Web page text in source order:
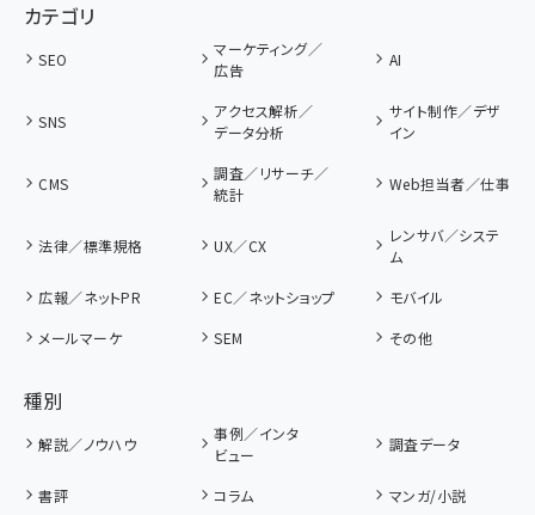
カテゴリ
SEO
マーケティング／
広告
AI
SNS
アクセス解析／
データ分析
サイト制作／デザ
イン
CMS
調査／リサーチ／
統計
Web担当者／仕事
法律／標準規格 UX／CX
レンサバ／システ
ム
広報／ネットPR
EC／ネットショップ
モバイル
メールマーケ
SEM その他
種別
解説／ノウハウ
事例／インタ
ビュー
調査データ
書評 コラム
マンガ/小説